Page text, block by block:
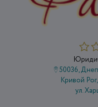
50036,
Кривой
ул.